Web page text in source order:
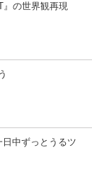
』の世界観再現
中ずっとうるツ